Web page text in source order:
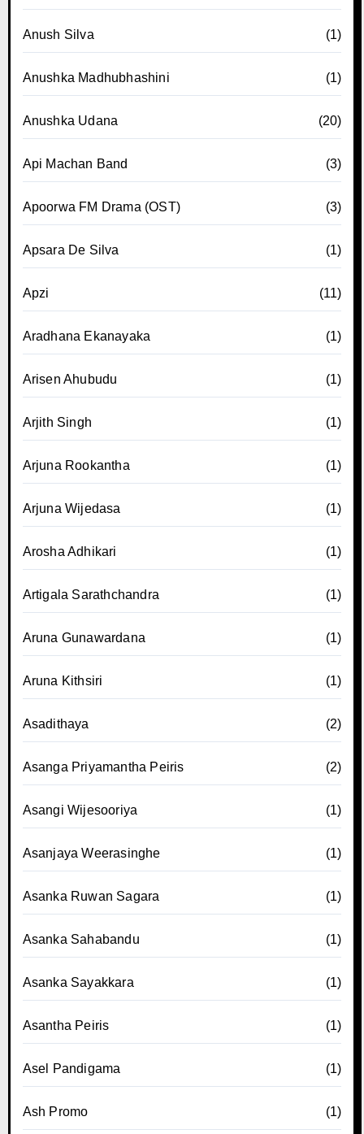
Anush Silva (1)
Anushka Madhubhashini (1)
Anushka Udana (20)
Api Machan Band (3)
Apoorwa FM Drama (OST) (3)
Apsara De Silva (1)
Apzi (11)
Aradhana Ekanayaka (1)
Arisen Ahubudu (1)
Arjith Singh (1)
Arjuna Rookantha (1)
Arjuna Wijedasa (1)
Arosha Adhikari (1)
Artigala Sarathchandra (1)
Aruna Gunawardana (1)
Aruna Kithsiri (1)
Asadithaya (2)
Asanga Priyamantha Peiris (2)
Asangi Wijesooriya (1)
Asanjaya Weerasinghe (1)
Asanka Ruwan Sagara (1)
Asanka Sahabandu (1)
Asanka Sayakkara (1)
Asantha Peiris (1)
Asel Pandigama (1)
Ash Promo (1)